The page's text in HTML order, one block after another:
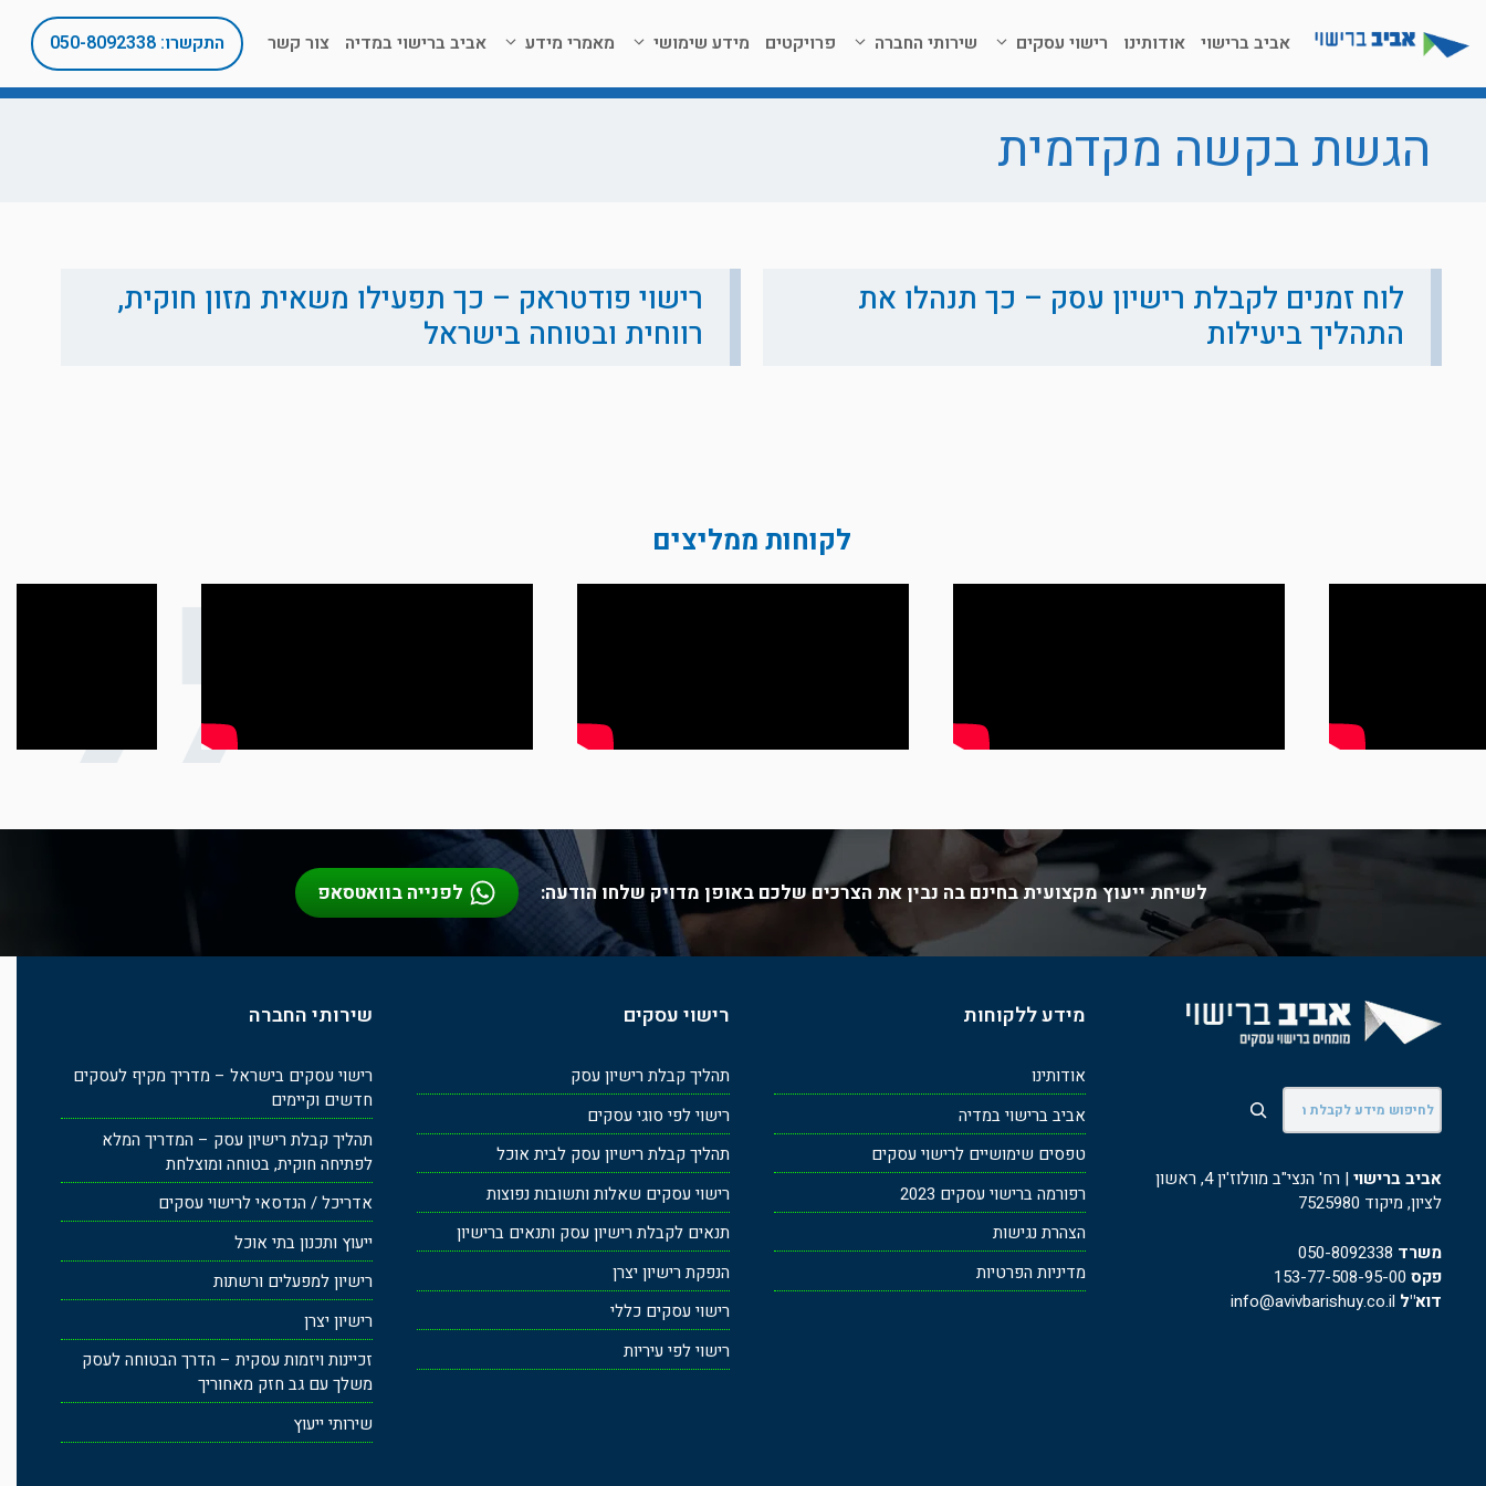
לתוכן
אביב ברישוי אודותינו רישוי עסקים שירותי החברה פרויקטים מידע שימושי מאמרי מידע אביב ברישוי במדיה צור קשר התקשרו: 050-8092338
הגשת בקשה מקדמית
לוח זמנים לקבלת רישיון עסק – כך תנהלו את
התהליך ביעילות
רישוי פודטראק – כך תפעילו משאית מזון חוקית,
רווחית ובטוחה בישראל
לקוחות ממליצים
לשיחת ייעוץ מקצועית בחינם בה נבין את הצרכים שלכם באופן מדויק שלחו הודעה: לפנייה בוואטסאפ
חיפוש
אביב ברישוי
| רח' הנצי"ב מוולוז'ין 4, ראשון
לציון, מיקוד 7525980
משרד 050-8092338
פקס
דוא"ל
מידע ללקוחות
אודותינו
אביב ברישוי במדיה
טפסים שימושיים לרישוי עסקים
רפורמה ברישוי עסקים 2023
הצהרת נגישות
מדיניות הפרטיות
רישוי עסקים
תהליך קבלת רישיון עסק
רישוי לפי סוגי עסקים
תהליך קבלת רישיון עסק לבית אוכל
רישוי עסקים שאלות ותשובות נפוצות
תנאים לקבלת רישיון עסק ותנאים ברישיון
הנפקת רישיון יצרן
רישוי עסקים כללי
רישוי לפי עיריות
שירותי החברה
רישוי עסקים בישראל – מדריך מקיף לעסקים
חדשים וקיימים
תהליך קבלת רישיון עסק – המדריך המלא
לפתיחה חוקית, בטוחה ומוצלחת
אדריכל / הנדסאי לרישוי עסקים
ייעוץ ותכנון בתי אוכל
רישיון למפעלים ורשתות
רישיון יצרן
זכיינות ויזמות עסקית – הדרך הבטוחה לעסק
משלך עם גב חזק מאחוריך
שירותי ייעוץ
רישוי עסקים משאירים למקצוענים
מדיניות פרטיות